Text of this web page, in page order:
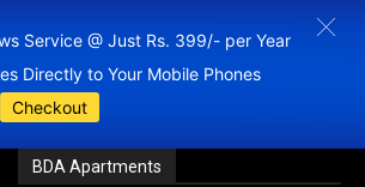
Service @ Just Rs. 399/- per Year
Directly to Your Mobile Phones
Checkout
BDA Apartments